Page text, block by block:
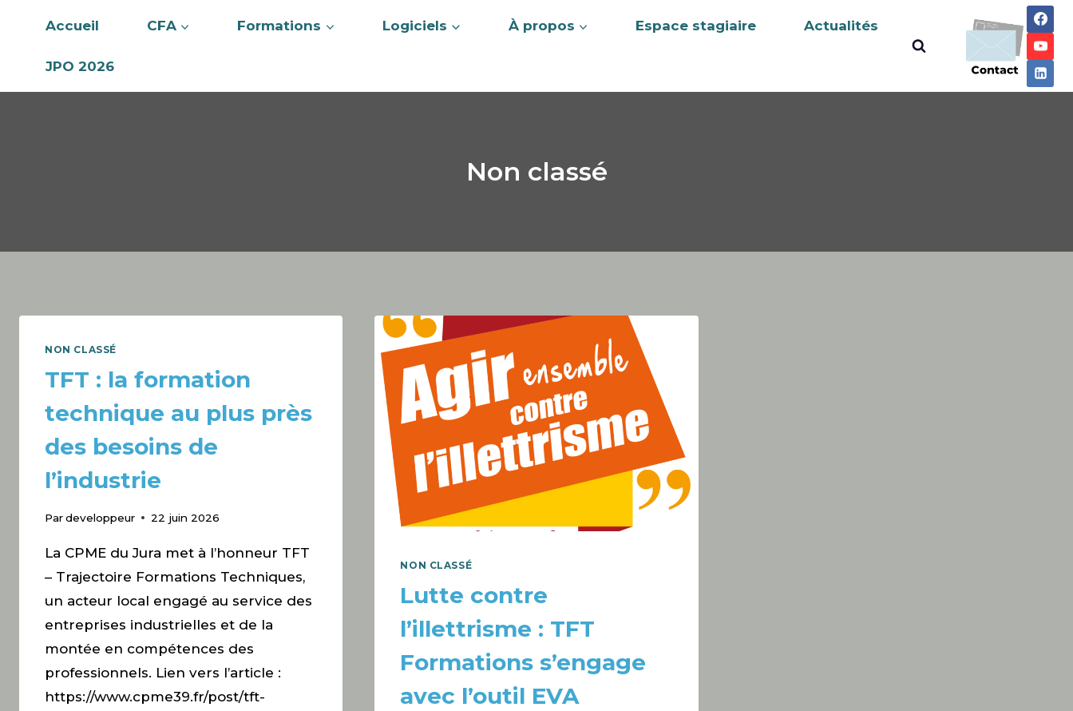
Accueil CFA Formations Logiciels À propos Espace stagiaire Actualités
JPO 2026
Non classé
NON CLASSÉ
TFT : la formation
technique au plus près
des besoins de
l’industrie
Pardeveloppeur 22 juin 2026
La CPME du Jura met à l’honneur TFT
– Trajectoire Formations Techniques,
un acteur local engagé au service des
entreprises industrielles et de la
montée en compétences des
professionnels. Lien vers l’article :
https://www.cpme39.fr/post/tft-
NON CLASSÉ
Lutte contre
l’illettrisme : TFT
Formations s’engage
avec l’outil EVA